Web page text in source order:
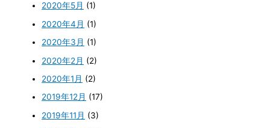
2020年5月 (1)
2020年4月 (1)
2020年3月 (1)
2020年2月 (2)
2020年1月 (2)
2019年12月 (17)
2019年11月 (3)